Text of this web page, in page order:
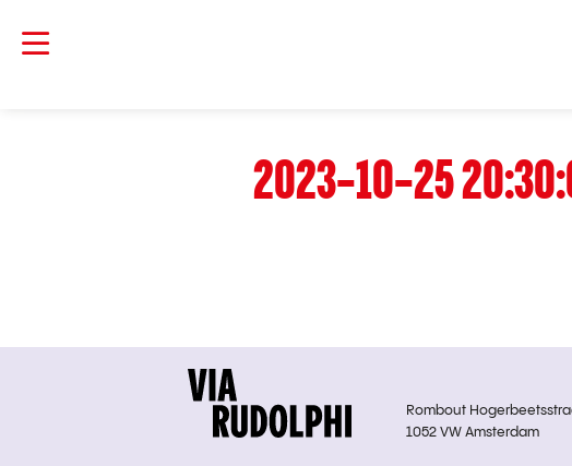
2023-10-25
Rombout
1052 VW Amsterdam